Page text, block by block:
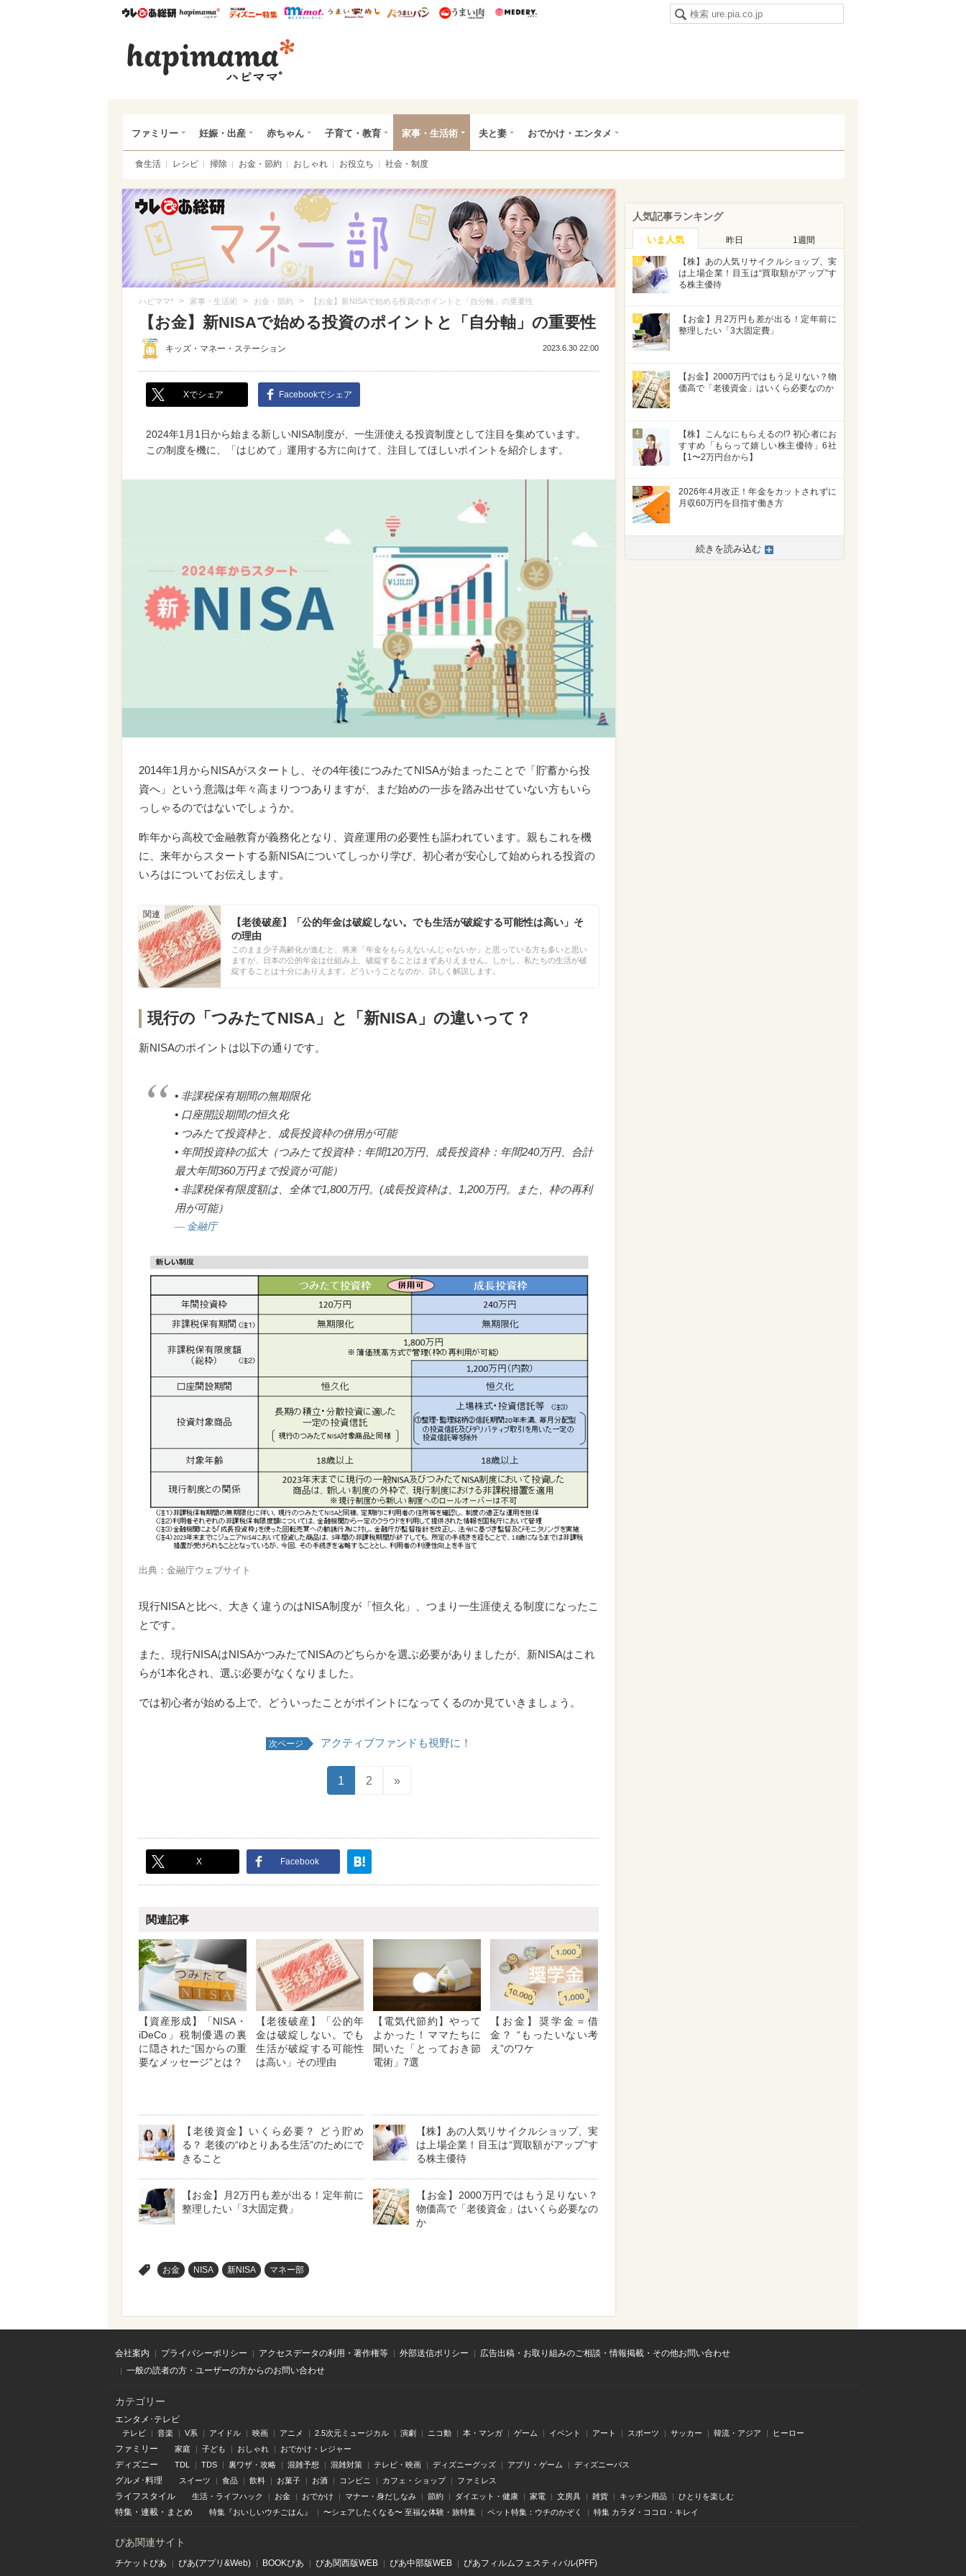
ウレぴあ総研ハピママ* ウレぴあ総研 ディズニー特集
mimot. うまいめし うまいパン うまい肉
ファミリー 妊娠・出産 赤ちゃん 子育て・教育 家事・生活術 夫と妻 おでかけ・エンタメ
食生活 レシピ 掃除 お金・節約 おしゃれ お役立ち 社会・制度
ハピママ* > 家事・生活術 > お金・節約 > 【お金】新NISAで始める投資のポイントと「自分軸」の重要性
【お金】新NISAで始める投資のポイントと「自分軸」の重要性
キッズ・マネー・ステーション 2023.6.30 22:00
Xでシェア Facebookでシェア
2024年1月1日から始まる新しいNISA制度が、一生涯使える投資制度として注目を集めています。
この制度を機に、「はじめて」運用する方に向けて、注目してほしいポイントを紹介します。
2014年1月からNISAがスタートし、その4年後につみたてNISAが始まったことで「貯蓄から投
資へ」という意識は年々高まりつつありますが、まだ始めの一歩を踏み出せていない方もいら
っしゃるのではないでしょうか。
昨年から高校で金融教育が義務化となり、資産運用の必要性も謳われています。親もこれを機
に、来年からスタートする新NISAについてしっかり学び、初心者が安心して始められる投資の
いろはについてお伝えします。
【老後破産】「公的年金は破綻しない。でも生活が破綻する可能性は高い」そ
の理由
このまま少子高齢化が進むと、将来「年金をもらえないんじゃないか」と思っている方も多いと思い
ますが、日本の公的年金は仕組み上、破綻することはまずありえません。しかし、私たちの生活が破
綻することは十分にありえます。どういうことなのか、詳しく解説します。
現行の「つみたてNISA」と「新NISA」の違いって？
新NISAのポイントは以下の通りです。
• 非課税保有期間の無期限化
• 口座開設期間の恒久化
• つみたて投資枠と、成長投資枠の併用が可能
• 年間投資枠の拡大（つみたて投資枠：年間120万円、成長投資枠：年間240万円、合計
最大年間360万円まで投資が可能）
• 非課税保有限度額は、全体で1,800万円。(成長投資枠は、1,200万円。また、枠の再利
用が可能）
金融庁
出典：金融庁ウェブサイト
現行NISAと比べ、大きく違うのはNISA制度が「恒久化」、つまり一生涯使える制度になったこ
とです。
また、現行NISAはNISAかつみたてNISAのどちらかを選ぶ必要がありましたが、新NISAはこれ
らが1本化され、選ぶ必要がなくなりました。
では初心者が始める上で、どういったことがポイントになってくるのか見ていきましょう。
次ページ アクティブファンドも視野に！
1 2 »
X Facebook
関連記事
【資産形成】「NISA・
iDeCo」税制優遇の裏
に隠された“国からの重
要なメッセージ”とは？
【老後破産】「公的年
金は破綻しない。でも
生活が破綻する可能性
は高い」その理由
【電気代節約】やって
よかった！ママたちに
聞いた「とっておき節
電術」7選
【お金】奨学金＝借
金？ “もったいない考
え”のワケ
【老後資金】いくら必要？ どう貯め
る？ 老後の“ゆとりある生活”のためにで
きること
【株】あの人気リサイクルショップ、実
は上場企業！目玉は“買取額がアップ”す
る株主優待
【お金】月2万円も差が出る！定年前に
整理したい「3大固定費」
【お金】2000万円ではもう足りない？
物価高で「老後資金」はいくら必要なの
か
お金 NISA 新NISA マネー部
人気記事ランキング
いま人気 昨日 1週間
1
【株】あの人気リサイクルショップ、実
は上場企業！目玉は“買取額がアップ”す
る株主優待
2
【お金】月2万円も差が出る！定年前に
整理したい「3大固定費」
3
【お金】2000万円ではもう足りない？物
価高で「老後資金」はいくら必要なのか
4
【株】こんなにもらえるの!? 初心者にお
すすめ「もらって嬉しい株主優待」6社
【1〜2万円台から】
5
2026年4月改正！年金をカットされずに
月収60万円を目指す働き方
続きを読み込む
会社案内 プライバシーポリシー アクセスデータの利用・著作権等 外部送信ポリシー
広告出稿・お取り組みのご相談・情報掲載・その他お問い合わせ
一般の読者の方・ユーザーの方からのお問い合わせ
カテゴリー
エンタメ･テレビ
テレビ 音楽 V系 アイドル 映画 アニメ 2.5次元ミュージカル 演劇 ニコ動 本・マンガ ゲーム イベント アート スポーツ サッカー 韓流・アジア ヒーロー
ファミリー 家庭 子ども おしゃれ おでかけ・レジャー
ディズニー TDL TDS 裏ワザ・攻略 混雑予想 混雑対策 テレビ・映画 ディズニーグッズ アプリ・ゲーム ディズニーパス
グルメ･料理 スイーツ 食品 飲料 お菓子 お酒 コンビニ カフェ・ショップ ファミレス
ライフスタイル 生活・ライフハック お金 おでかけ マナー・身だしなみ 節約 ダイエット・健康 家電 文房具 雑貨 キッチン用品 ひとりを楽しむ
特集 ・ 連載 ・ まとめ 特集『おいしいウチごはん』 〜シェアしたくなる〜 至福な体験・旅特集 ペット特集：ウチのかぞく 特集 カラダ・ココロ・キレイ
ぴあ関連サイト
チケットぴあ ぴあ(アプリ&Web) BOOKぴあ ぴあ関⻄版WEB ぴあ中部版WEB ぴあフィルムフェスティバル(PFF)